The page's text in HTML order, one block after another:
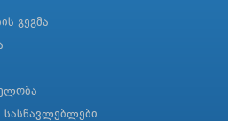
გეგმა